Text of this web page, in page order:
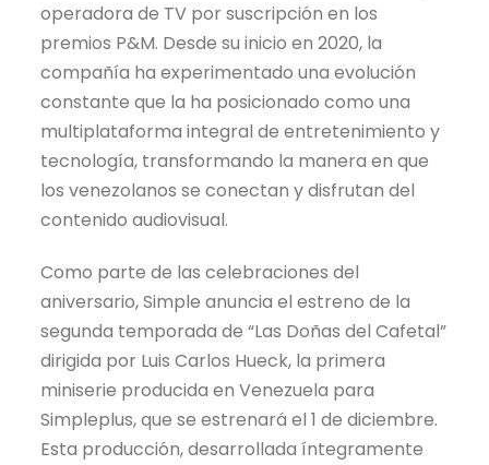
operadora de TV por suscripción en los
premios P&M. Desde su inicio en 2020, la
compañía ha experimentado una evolución
constante que la ha posicionado como una
multiplataforma integral de entretenimiento y
tecnología, transformando la manera en que
los venezolanos se conectan y disfrutan del
contenido audiovisual.
Como parte de las celebraciones del
aniversario, Simple anuncia el estreno de la
segunda temporada de “Las Doñas del Cafetal”
dirigida por Luis Carlos Hueck, la primera
miniserie producida en Venezuela para
Simpleplus, que se estrenará el 1 de diciembre.
Esta producción, desarrollada íntegramente